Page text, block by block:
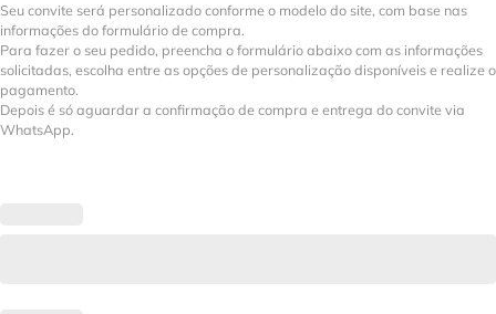
Seu convite será personalizado conforme o modelo do site, com base nas
informações do formulário de compra.
Para fazer o seu pedido, preencha o formulário abaixo com as informações
solicitadas, escolha entre as opções de personalização disponíveis e realize o
pagamento.
Depois é só aguardar a confirmação de compra e entrega do convite via
WhatsApp.